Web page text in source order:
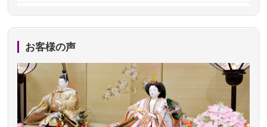
2026/08/04 14:04 東京都の方からお申込み
2026/08/04 00:38
2026/08/03 21:17 愛知県の方からお申込み
2026/08/02 18:47 虎ノ門の方からお申込み
2026/08/02 11:15 千葉県の方からお申込み
お客様の声